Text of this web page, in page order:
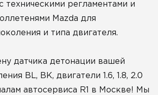
техническими регламентами и
Mazda для
и типа двигателя.
датчика детонации вашей
BL, BK, двигатели 1.6, 1.8, 2.0
автосервиса R1 в Москве! Мы